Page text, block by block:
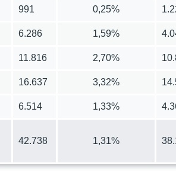
991 0,25%
6.286 1,59%
11.816 2,70%
16.637 3,32%
6.514 1,33%
42.738 1,31%